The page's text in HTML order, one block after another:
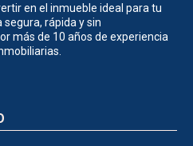
en el inmueble ideal para tu
rápida y sin
más de 10 años de experiencia